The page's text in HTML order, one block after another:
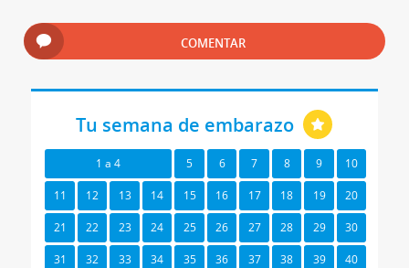
COMENTAR
Tu semana de embarazo
1 a 4 5 6 7 8 9 10
11 12 13 14 15 16 17 18 19 20
21 22 23 24 25 26 27 28 29 30
31 32 33 34 35 36 37 38 39 40